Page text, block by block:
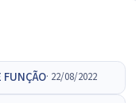
FUNÇÃO· 22/08/2022